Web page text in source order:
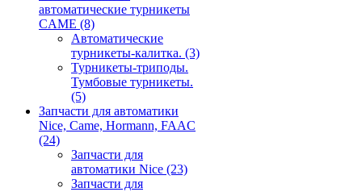
автоматические турникеты
CAME (8)
Автоматические
турникеты-калитка. (3)
Турникеты-триподы.
Тумбовые турникеты.
(5)
Запчасти для автоматики
Nice, Came, Hormann, FAAC
(24)
Запчасти для
автоматики Nice (23)
Запчасти для